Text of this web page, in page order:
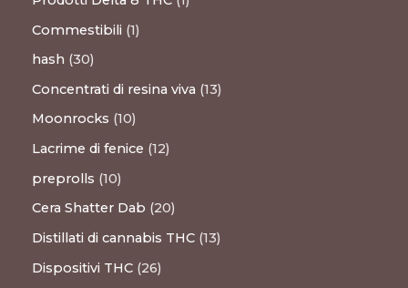
Commestibili 1
hash 30
Concentrati di resina viva 13
Moonrocks 10
Lacrime di fenice 12
preprolls 10
Cera Shatter Dab
20
Distillati di cannabis THC 13
Dispositivi THC 26